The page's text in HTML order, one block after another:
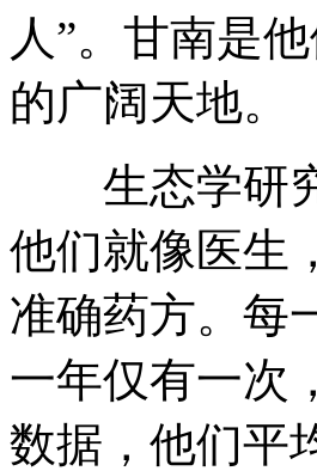
人”。甘南是
的广阔天地。
生态学研究
他们就像医生
准确药方。每
一年仅有一次
数据，他们平